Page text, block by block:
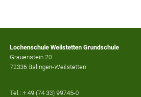
Lochenschule Weilstetten Grundschule
Grauenstein 20
72336 Balingen-Weilstetten
Tel.: + 49 (74 33) 99745-0